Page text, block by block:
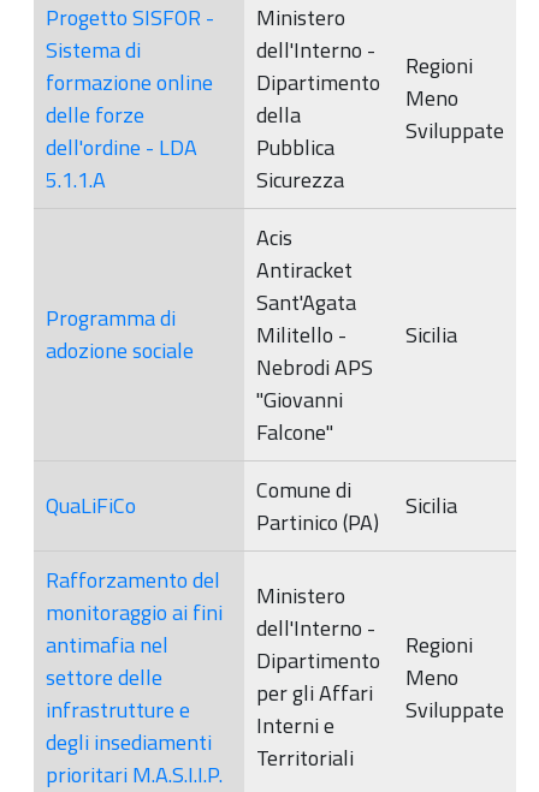
Progetto SISFOR -
Sistema di
formazione online
delle forze
dell'ordine - LDA
5.1.1.A
Ministero
dell'Interno -
Dipartimento
della
Pubblica
Sicurezza
Regioni
Meno
Sviluppate
Programma di
adozione sociale
Acis
Antiracket
Sant'Agata
Militello -
Nebrodi APS
"Giovanni
Falcone"
Sicilia
QuaLiFiCo
Comune di
Partinico (PA)
Sicilia
Rafforzamento del
monitoraggio ai fini
antimafia nel
settore delle
infrastrutture e
degli insediamenti
prioritari M.A.S.I.I.P.
Ministero
dell'Interno -
Dipartimento
per gli Affari
Interni e
Territoriali
Regioni
Meno
Sviluppate